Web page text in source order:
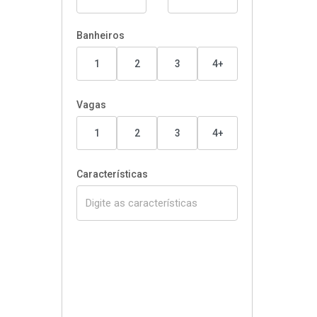
Banheiros
1 2 3 4+
Vagas
1 2 3 4+
Características